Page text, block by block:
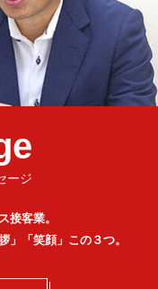
ージ
接客業。
」「笑顔」この３つ。